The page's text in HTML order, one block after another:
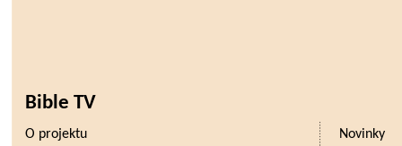
Bible TV
O projektu
Novinky